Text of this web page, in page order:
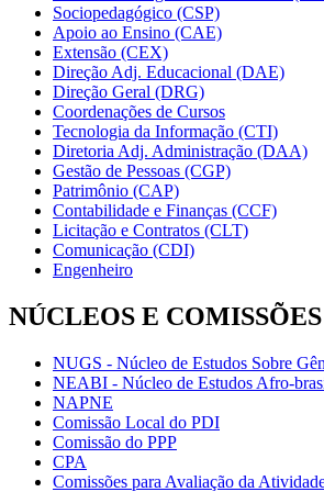
Sociopedagógico (CSP)
Apoio ao Ensino (CAE)
Extensão (CEX)
Direção Adj. Educacional (DAE)
Direção Geral (DRG)
Coordenações de Cursos
Tecnologia da Informação (CTI)
Diretoria Adj. Administração (DAA)
Gestão de Pessoas (CGP)
Patrimônio (CAP)
Contabilidade e Finanças (CCF)
Licitação e Contratos (CLT)
Comunicação (CDI)
Engenheiro
NÚCLEOS E COMISSÕES
NUGS - Núcleo de Estudos Sobre
NEABI - Núcleo de Estudos Afro-
NAPNE
Comissão Local do PDI
Comissão do PPP
CPA
Comissões para Avaliação da